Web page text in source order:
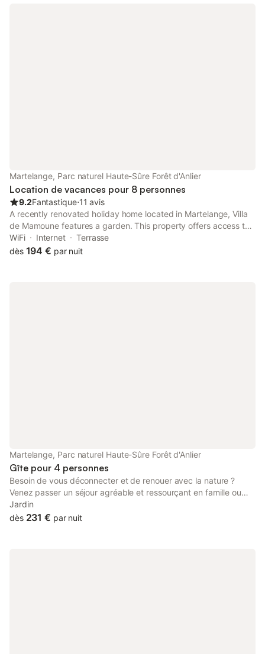
Martelange, Parc naturel Haute-Sûre Forêt d'Anlier
Location de vacances pour 8 personnes
9.2Fantastique⋅11 avis
A recently renovated holiday home located in Martelange, Villa
de Mamoune features a garden. This property offers access to
a balcony, free private parking and free WiFi.
WiFi Internet
Terrasse
dès 194 € par nuit
Martelange, Parc naturel Haute-Sûre Forêt d'Anlier
Gîte pour 4 personnes
Besoin de vous déconnecter et de renouer avec la nature ?
Venez passer un séjour agréable et ressourçant en famille ou
entre amis dans l'une de nos cabanes cosy. Profitez de
l'environnement calme et reposant, pour une balade dans les
Jardin
dès 231 € par nuit